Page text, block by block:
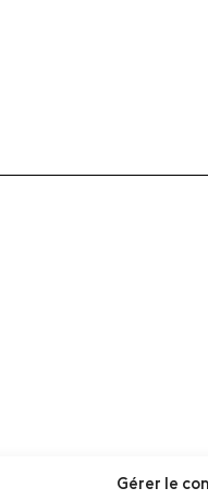
Gérer le